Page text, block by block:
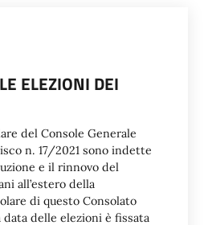
ELEZIONI DEI
del Console Generale
n. 17/2021 sono indette
e il rinnovo del
all’estero della
di questo Consolato
data delle elezioni è fissata